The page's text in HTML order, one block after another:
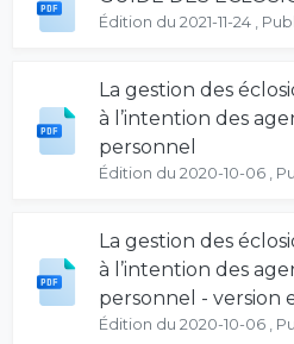
Édition du 2021-11-24 ,
La gestion des
à l’intention des
personnel
Édition du 2020-10-06 ,
La gestion des
à l’intention des
personnel - version
Édition du 2020-10-06 ,